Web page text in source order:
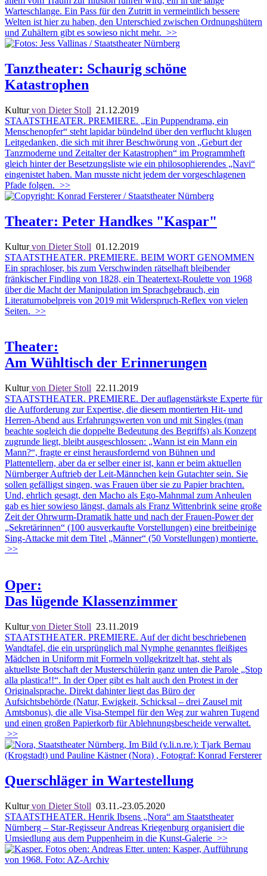
Warteschlange. Ein Pass für den Zutritt in vermeintlich bessere
Welten ist hier zu haben, den Unterschied zwischen Ordnungshütern
und Zuhältern gibt es sowieso nicht mehr. >>
Tanztheater: Schaurig schöne
Katastrophen
Kulturvon Dieter Stoll 21.12.2019
STAATSTHEATER. PREMIERE. „Ein Puppendrama, ein
Menschenopfer“ steht lapidar bündelnd über den verflucht klugen
Leitgedanken, die sich mit ihrer Beschwörung von „Geburt der
Tanzmoderne und Zeitalter der Katastrophen“ im Programmheft
gleich hinter der Besetzungsliste wie ein philosophierendes „Navi“
eingenistet haben. Man musste nicht jedem der vorgeschlagenen
Pfade folgen. >>
Theater: Peter Handkes "Kaspar"
Kulturvon Dieter Stoll 01.12.2019
STAATSTHEATER. PREMIERE. BEIM WORT GENOMMEN
Ein sprachloser, bis zum Verschwinden rätselhaft bleibender
fränkischer Findling von 1828, ein Theatertext-Roulette von 1968
über die Macht der Manipulation im Sprachgebrauch, ein
Literaturnobelpreis von 2019 mit Widerspruch-Reflex von vielen
Seiten. >>
Theater:
Am Wühltisch der Erinnerungen
Kulturvon Dieter Stoll 22.11.2019
STAATSTHEATER. PREMIERE. Der auflagenstärkste Experte für
die Aufforderung zur Expertise, die diesem montierten Hit- und
Herren-Abend aus Erfahrungswerten von und mit Singles (man
beachte sogleich die doppelte Bedeutung des Begriffs) als Konzept
zugrunde liegt, bleibt ausgeschlossen: „Wann ist ein Mann ein
Mann?“, fragte er einst herausfordernd von Bühnen und
Plattentellern, aber da er selber einer ist, kann er beim aktuellen
Nürnberger Auftrieb der Leit-Männchen kein Gutachter sein. Sie
sollen gefälligst singen, was Frauen über sie zu Papier brachten.
Und, ehrlich gesagt, den Macho als Ego-Mahnmal zum Anheulen
gab es hier sowieso längst, damals als Franz Wittenbrink seine große
Zeit der Ohrwurm-Dramatik hatte und nach der Frauen-Power der
„Sekretärinnen“ (100 ausverkaufte Vorstellungen) eine breitbeinige
Sing-Attacke mit dem Titel „Männer“ (50 Vorstellungen) montierte.
>>
Oper:
Das lügende Klassenzimmer
Kulturvon Dieter Stoll 23.11.2019
STAATSTHEATER. PREMIERE. Auf der dicht beschriebenen
Wandtafel, die ein ursprünglich mal Nymphe genanntes fleißiges
Mädchen in Uniform mit Formeln vollgekritzelt hat, steht als
aktuellste Botschaft der Musterschülerin ganz unten die Parole „Stop
alla plastica!!“. In der Oper gibt es halt auch den Protest in der
Originalsprache. Direkt dahinter liegt das Büro der
Aufsichtsbehörde (Natur, Ewigkeit, Schicksal – drei Zausel mit
Amtsbonus), die alle Visa-Stempel für den Weg zur wahren Tugend
und einen großen Papierkorb für Ablehnungsbescheide verwaltet.
>>
Querschläger in Wartestellung
Kulturvon Dieter Stoll 03.11.-23.05.2020
STAATSTHEATER. Henrik Ibsens „Nora“ am Staatstheater
Nürnberg – Star-Regisseur Andreas Kriegenburg organisiert die
Umsiedlung aus dem Puppenheim in die Kunst-Galerie >>